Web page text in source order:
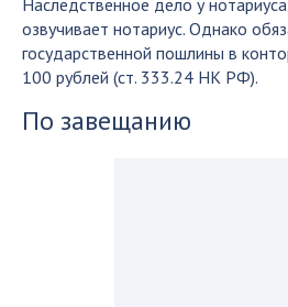
Наследственное дело у
озвучивает нотариус. Однако
государственной пошлины в
100 рублей (ст. 333.24 НК РФ).
По завещанию